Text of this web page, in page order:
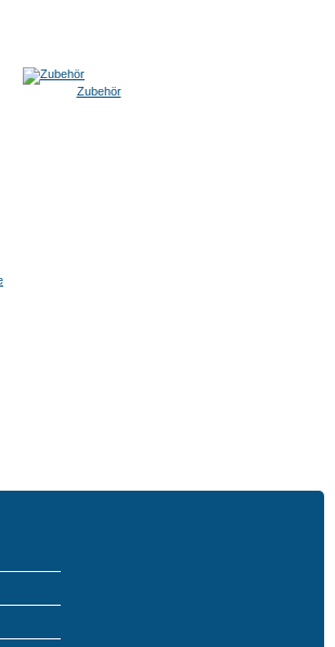
Zubehör